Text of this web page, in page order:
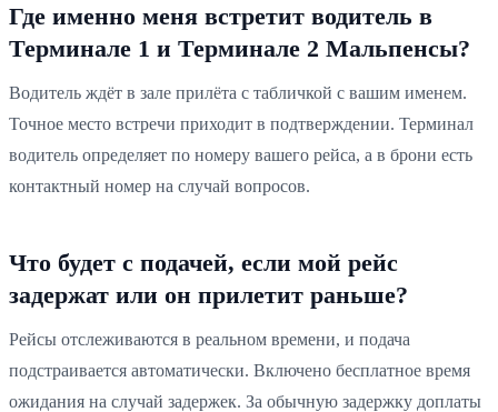
Где именно меня встретит водитель в
Терминале 1 и Терминале 2 Мальпенсы?
Водитель ждёт в зале прилёта с табличкой с вашим именем.
Точное место встречи приходит в подтверждении. Терминал
водитель определяет по номеру вашего рейса, а в брони есть
контактный номер на случай вопросов.
Что будет с подачей, если мой рейс
задержат или он прилетит раньше?
Рейсы отслеживаются в реальном времени, и подача
подстраивается автоматически. Включено бесплатное время
ожидания на случай задержек. За обычную задержку доплаты